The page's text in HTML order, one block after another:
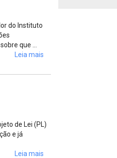
do Instituto
que ...
Leia mais
de Lei (PL)
e já
Leia mais